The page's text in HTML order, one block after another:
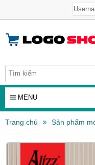
MENU
Trang chủ Sản phẩm